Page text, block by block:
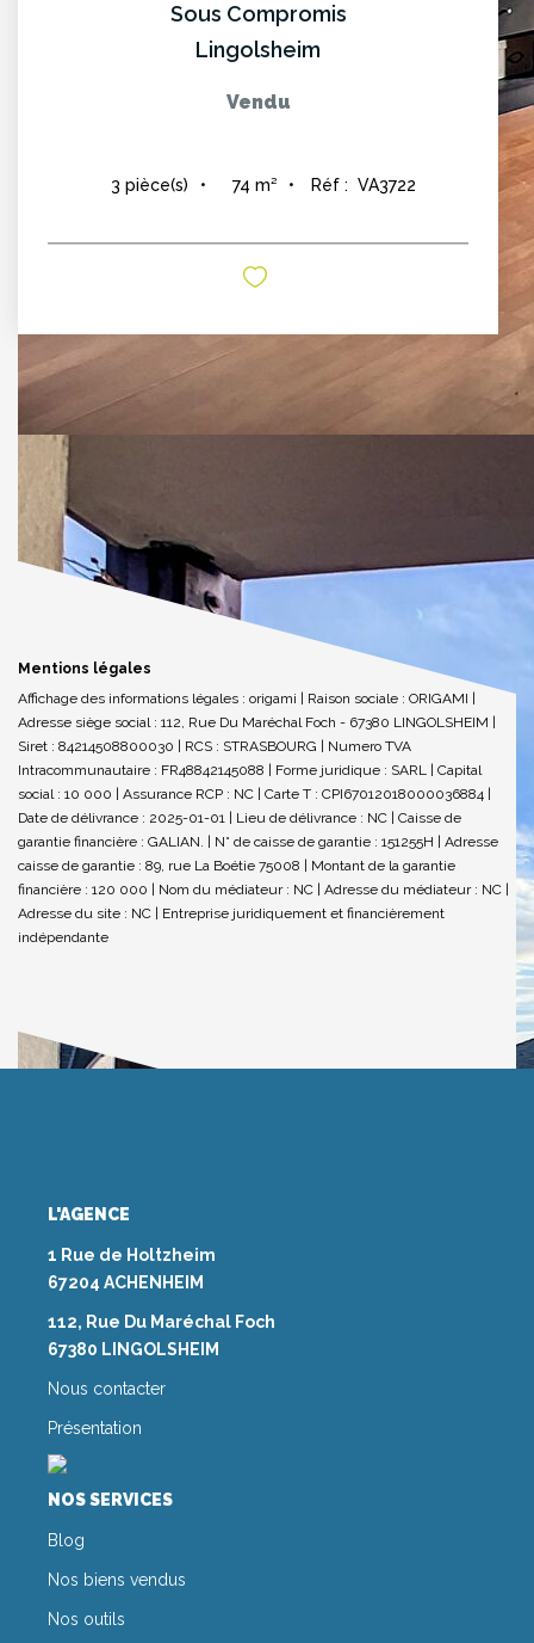
Sous Compromis
Lingolsheim
Vendu
3 pièce(s) 74 m² Réf : VA3722
Mentions légales
Affichage des informations légales : origami | Raison sociale : ORIGAMI |
Adresse siège social : 112, Rue Du Maréchal Foch - 67380 LINGOLSHEIM |
Siret : 84214508800030 | RCS : STRASBOURG | Numero TVA
Intracommunautaire : FR48842145088 | Forme juridique : SARL | Capital
social : 10 000 | Assurance RCP : NC | Carte T : CPI67012018000036884 |
Date de délivrance : 2025-01-01 | Lieu de délivrance : NC | Caisse de
garantie financière : GALIAN. | N° de caisse de garantie : 151255H | Adresse
caisse de garantie : 89, rue La Boétie 75008 | Montant de la garantie
financière : 120 000 | Nom du médiateur : NC | Adresse du médiateur : NC |
Adresse du site : NC | Entreprise juridiquement et financièrement
indépendante
L'AGENCE
1 Rue de Holtzheim
67204 ACHENHEIM
112, Rue Du Maréchal Foch
67380 LINGOLSHEIM
Nous contacter
Présentation
NOS SERVICES
Blog
Nos biens vendus
Nos outils